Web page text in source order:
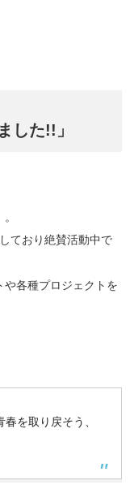
した!!」
ており絶賛活動中で
各種プロジェクトを
を取り戻そう、